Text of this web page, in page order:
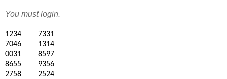
You must login.
1234
7331
7046
1314
0031
8597
8655
9356
2758
2524